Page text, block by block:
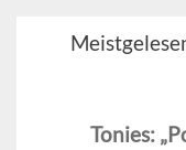
Tonies: